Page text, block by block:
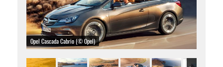
Opel Cascada Cabrio (© Opel)